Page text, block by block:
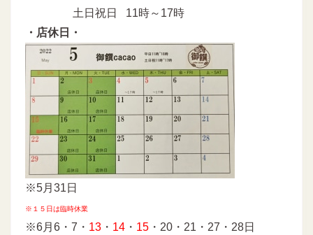
土日祝日 11時～17時
・店休日・
※5月31日
※１５日は臨時休業
※6月6・7・ 13 ・ 14 ・ 15 ・20・21・27・28日